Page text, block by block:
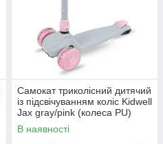
Самокат триколісний дитячий
із підсвічуванням коліс Kidwell
Jax gray/pink (колеса PU)
Сіро-рожевий
В наявності